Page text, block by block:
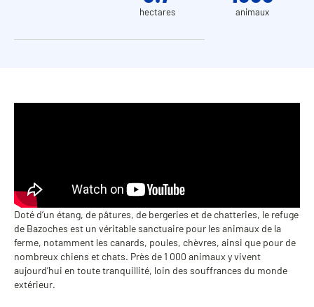
hectares animaux
Doté d’un étang, de pâtures, de bergeries et de chatteries, le refuge
de Bazoches est un véritable sanctuaire pour les animaux de la
ferme, notamment les canards, poules, chèvres, ainsi que pour de
nombreux chiens et chats. Près de 1 000 animaux y vivent
aujourd’hui en toute tranquillité, loin des souffrances du monde
extérieur.